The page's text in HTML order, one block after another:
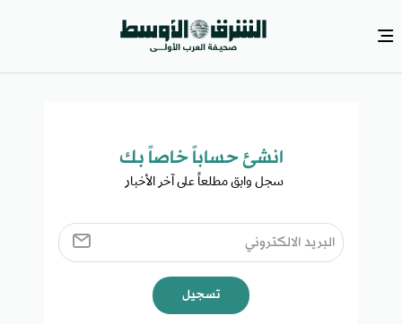
انشئ حساباً خاصاً بك​
سجل وابق مطلعاً على آخر الأخبار ​
تسجيل